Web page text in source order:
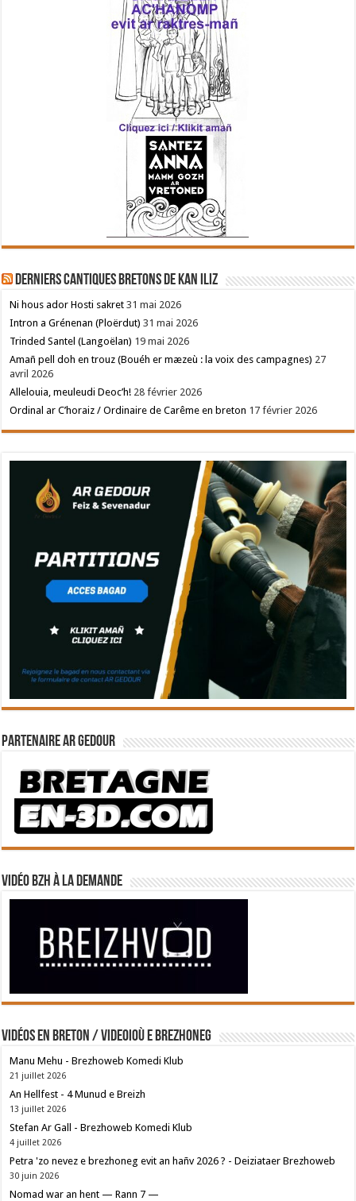
Derniers cantiques bretons de Kan Iliz
Ni hous ador Hosti sakret 31 mai 2026
Intron a Grénenan (Ploërdut) 31 mai 2026
Trinded Santel (Langoëlan) 19 mai 2026
Amañ pell doh en trouz (Bouéh er mæzeù : la voix des campagnes) 27
avril 2026
Allelouia, meuleudi Deoc’h! 28 février 2026
Ordinal ar C’horaiz / Ordinaire de Carême en breton 17 février 2026
Partenaire Ar Gedour
Vidéo BZH à la demande
Vidéos en breton / Videoioù e brezhoneg
Manu Mehu - Brezhoweb Komedi Klub
21 juillet 2026
An Hellfest - 4 Munud e Breizh
13 juillet 2026
Stefan Ar Gall - Brezhoweb Komedi Klub
4 juillet 2026
Petra 'zo nevez e brezhoneg evit an hañv 2026 ? - Deiziataer Brezhoweb
30 juin 2026
Nomad war an hent — Rann 7 —